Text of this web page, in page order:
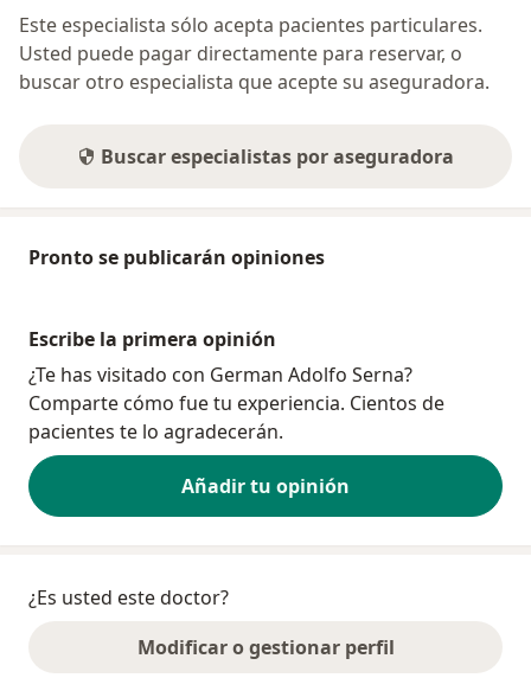
Este especialista sólo acepta pacientes particulares.
Usted puede pagar directamente para reservar, o
buscar otro especialista que acepte su aseguradora.
Buscar especialistas por aseguradora
Pronto se publicarán opiniones
Escribe la primera opinión
¿Te has visitado con German Adolfo Serna?
Comparte cómo fue tu experiencia. Cientos de
pacientes te lo agradecerán.
Añadir tu opinión
¿Es usted este doctor?
Modificar o gestionar perfil